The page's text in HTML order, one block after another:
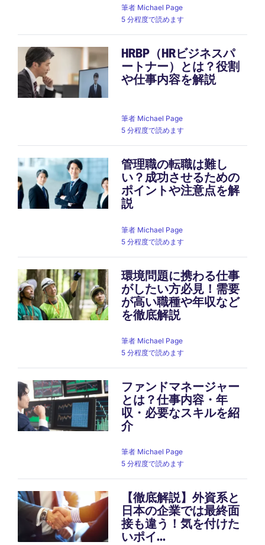
筆者 Michael Page
5 分程度で読めます
HRBP（HRビジネスパ
ートナー）とは？役割
や仕事内容を解説
筆者 Michael Page
5 分程度で読めます
管理職の転職は難し
い？成功させるための
ポイントや注意点を解
説
筆者 Michael Page
5 分程度で読めます
環境問題に携わる仕事
がしたい方必見！需要
が高い職種や年収など
を徹底解説
筆者 Michael Page
5 分程度で読めます
ファンドマネージャー
とは？仕事内容・年
収・必要なスキルを紹
介
筆者 Michael Page
5 分程度で読めます
【徹底解説】外資系と
日本の企業では最終面
接も違う！気を付けた
いポイ...